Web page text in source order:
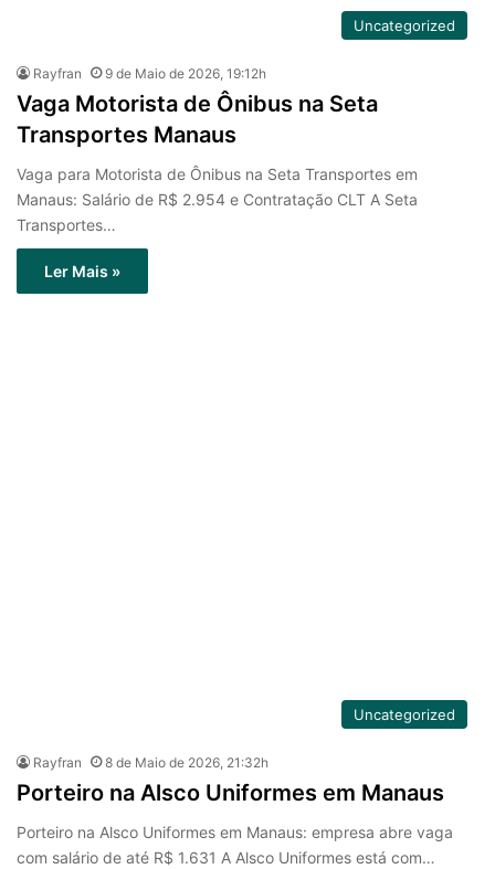
Uncategorized
Rayfran 9 de Maio de 2026, 19:12h
Vaga Motorista de Ônibus na Seta
Transportes Manaus
Vaga para Motorista de Ônibus na Seta Transportes em
Manaus: Salário de R$ 2.954 e Contratação CLT A Seta
Transportes…
Ler Mais »
Uncategorized
Rayfran 8 de Maio de 2026, 21:32h
Porteiro na Alsco Uniformes em Manaus
Porteiro na Alsco Uniformes em Manaus: empresa abre vaga
com salário de até R$ 1.631 A Alsco Uniformes está com…